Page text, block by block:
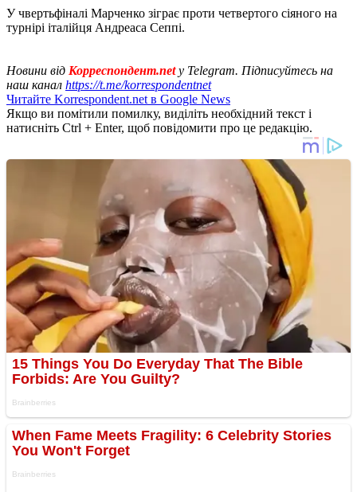
У чвертьфіналі Марченко зіграє проти четвертого сіяного на
турнірі італійця Андреаса Сеппі.
Новини від Корреспондент.netу Telegram. Підписуйтесь на
наш канал https://t.me/korrespondentnet
Читайте Korrespondent.net в Google News
Якщо ви помітили помилку, виділіть необхідний текст і
натисніть Ctrl + Enter, щоб повідомити про це редакцію.